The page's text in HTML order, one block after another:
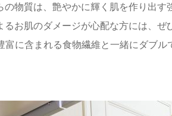
の物質は、艶やかに輝く肌を作り出
るお肌のダメージが心配な方には、
に含まれる食物繊維と一緒にダブ